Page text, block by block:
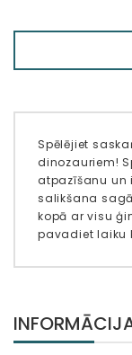
Spēlējiet
dinozauriem!
atpazīšanu un
salikšana
kopā ar visu
pavadiet laiku